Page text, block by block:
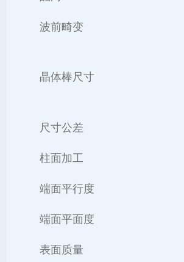
波前畸变
晶体棒尺寸
尺寸公差
柱面加工
端面平行度
端面平面度
表面质量